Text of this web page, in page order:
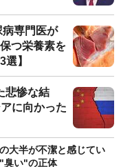
病専門医が
つ栄養素を
】
悲惨な結
に向かった
大半が不潔と感じてい
臭い"の正体